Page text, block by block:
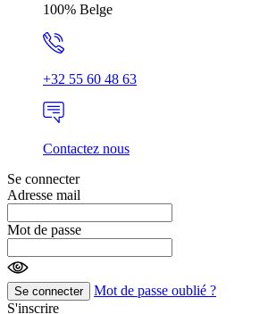
100% Belge
+32 55 60 48 63
Contactez nous
Se connecter
Adresse mail
Mot de passe
Se connecter
Mot de passe oublié ?
S'inscrire